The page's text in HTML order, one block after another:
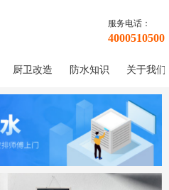
服务电话：
4000510500
厨卫改造 防水知识 关于我们